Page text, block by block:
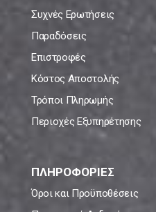
Συχνές Ερωτήσεις
Παραδόσεις
Επιστροφές
Κόστος Αποστολής
Τρόποι Πληρωμής
Περιοχές Εξυπηρέτησης
ΠΛΗΡΟΦΟΡΙΕΣ
Όροι και Προϋποθέσεις